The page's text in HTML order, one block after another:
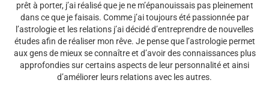
prêt à porter, j’ai réalisé que je ne m’épanouissais pas pleinement
dans ce que je faisais. Comme j’ai toujours été passionnée par
l’astrologie et les relations j’ai décidé d’entreprendre de nouvelles
études afin de réaliser mon rêve. Je pense que l’astrologie permet
aux gens de mieux se connaître et d’avoir des connaissances plus
approfondies sur certains aspects de leur personnalité et ainsi
d’améliorer leurs relations avec les autres.